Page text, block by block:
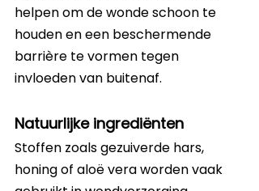
helpen om de wonde schoon te
houden en een beschermende
barrière te vormen tegen
invloeden van buitenaf.
Natuurlijke ingrediënten
Stoffen zoals gezuiverde hars,
honing of aloë vera worden vaak